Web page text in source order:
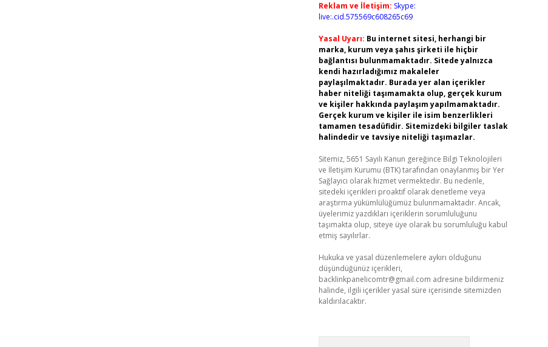
Reklam ve İletişim: Skype:
live:.cid.575569c608265c69
Yasal Uyarı: Bu internet sitesi, herhangi bir
marka, kurum veya şahıs şirketi ile hiçbir
bağlantısı bulunmamaktadır. Sitede yalnızca
kendi hazırladığımız makaleler
paylaşılmaktadır. Burada yer alan içerikler
haber niteliği taşımamakta olup, gerçek kurum
ve kişiler hakkında paylaşım yapılmamaktadır.
Gerçek kurum ve kişiler ile isim benzerlikleri
tamamen tesadüfidir. Sitemizdeki bilgiler taslak
halindedir ve tavsiye niteliği taşımazlar.
Sitemiz, 5651 Sayılı Kanun gereğince Bilgi Teknolojileri
ve İletişim Kurumu (BTK) tarafından onaylanmış bir Yer
Sağlayıcı olarak hizmet vermektedir. Bu nedenle,
sitedeki içerikleri proaktif olarak denetleme veya
araştırma yükümlülüğümüz bulunmamaktadır. Ancak,
üyelerimiz yazdıkları içeriklerin sorumluluğunu
taşımakta olup, siteye üye olarak bu sorumluluğu kabul
etmiş sayılırlar.
Hukuka ve yasal düzenlemelere aykırı olduğunu
düşündüğünüz içerikleri,
backlinkpanelicomtr@gmail.com adresine bildirmeniz
halinde, ilgili içerikler yasal süre içerisinde sitemizden
kaldırılacaktır.